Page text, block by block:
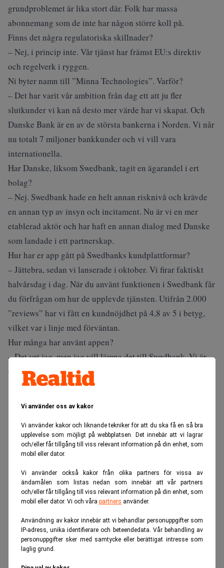
Vi använder oss av kakor
Vi använder kakor och liknande tekniker för att du ska få en så bra
upplevelse som möjligt på webbplatsen. Det innebär att vi lagrar
och/eller får tillgång till viss relevant information på din enhet, som
mobil eller dator.
Vi använder också kakor från olika partners för vissa av
ändamålen som listas nedan som innebär att vår partners
och/eller får tillgång till viss relevant information på din enhet, som
mobil eller dator. Vi och våra partners använder.
Användning av kakor innebär att vi behandlar personuppgifter som
IP-adress, unika identifierare och beteendedata. Vår behandling av
personuppgifter sker med samtycke eller berättigat intresse som
laglig grund.
grundproblemet är lika stort där. Folk har massa
abonnemang som de inte har någon större koll på.
Finns det några regulatoriska skillnader?
– Nej, i princip inte. Vår tjänst har främst EU:s direktiv
och regelverk i ryggen.
Ni byter namn till ”Minna Technologies”. Varför?
– Det har varit vår ambition från dag ett att ju fler
slutkunder vi kan nå desto mer värde har vi skapat. Och
Danske Bank är en av de största bankerna i Norden. Vi når
nu totalt 7 miljoner bankkunder och vi vill vara
internationella.
Har Danske, liksom Swedbank, tagit en ägarandel i ert
bolag?
– Nej. Swedbank hade en helt annan risknivå och krävde
en annan typ av insyn och incitament. Nu är vi en mer
etablerad aktör och har haft en annan dialog med Danske
som landade i ett partnerskap.
Hur har er app gått på Swedbanks kundplattformar?
– Jättebra, sedan vi lanserade i oktober. Vi firar faktiskt
halvårsdag i dag. När du använt funktionen i Swedbank får
du förfrågan om hur de upplevde tjänsten. Utifrån 2.000
”reviews” har vi fått en kundnöjdhet på 4,8 av 5 i betyg,
vilket var i linje med förväntan.
Hur många har använt appen?
– Det vet jag, men jag vill lämna det till Swedbank. Vi är
en leverantör och om de vill släppa sådana siffror, så är det
upp till dem.
ANNONS